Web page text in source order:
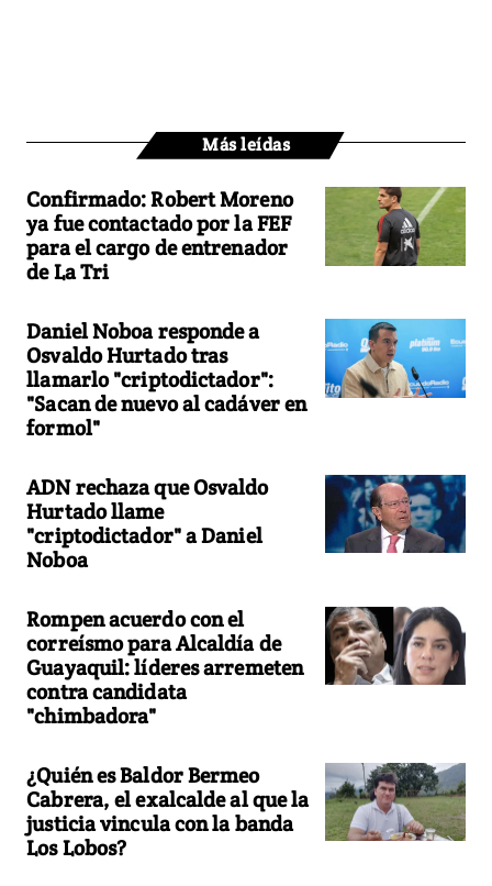
Más leídas
Confirmado: Robert Moreno
ya fue contactado por la FEF
para el cargo de entrenador
de La Tri
Daniel Noboa responde a
Osvaldo Hurtado tras
llamarlo "criptodictador":
"Sacan de nuevo al cadáver en
formol"
ADN rechaza que Osvaldo
Hurtado llame
"criptodictador" a Daniel
Noboa
Rompen acuerdo con el
correísmo para Alcaldía de
Guayaquil: líderes arremeten
contra candidata
"chimbadora"
¿Quién es Baldor Bermeo
Cabrera, el exalcalde al que la
justicia vincula con la banda
Los Lobos?